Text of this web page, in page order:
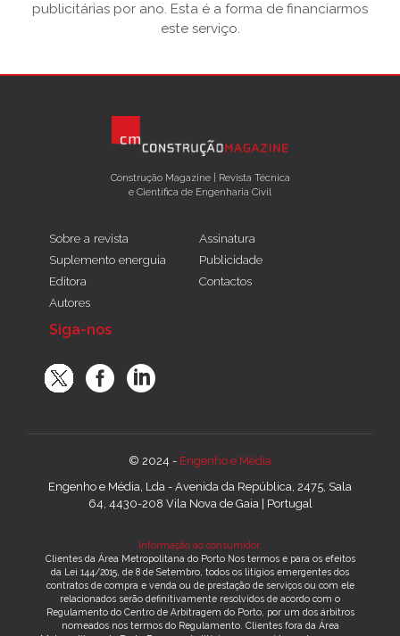
publicitárias por ano. Esta é a forma de financiarmos
este serviço.
Construção Magazine | Revista Técnica
e Científica de Engenharia Civil
Sobre a revista
Suplemento energuia
Editora
Autores
Assinatura
Publicidade
Contactos
Siga-nos
© 2024 - Engenho e Média
Engenho e Média, Lda - Avenida da República, 2475, Sala
64, 4430-208 Vila Nova de Gaia | Portugal
Informação ao consumidor:
Clientes da Área Metropolitana do Porto Nos termos e para os efeitos
da Lei 144/2015, de 8 de Setembro, todos os litígios emergentes dos
contratos de compra e venda ou de prestação de serviços ou com ele
relacionados serão definitivamente resolvidos de acordo com o
Regulamento do Centro de Arbitragem do Porto, por um dos árbitros
nomeados nos termos do Regulamento. Clientes fora da Área